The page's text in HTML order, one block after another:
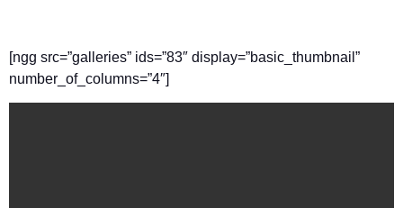
[ngg src=”galleries” ids=”83″ display=”basic_thumbnail”
number_of_columns=”4″]